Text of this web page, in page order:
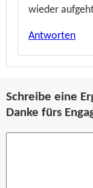
wieder
Antworten
Schreibe eine
Danke fürs